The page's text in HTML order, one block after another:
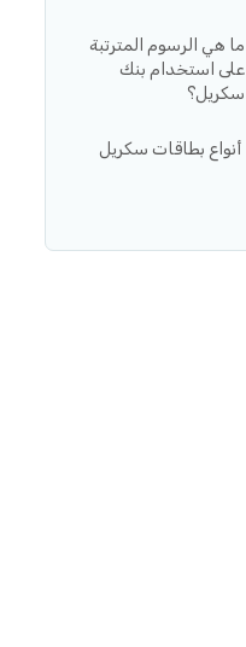
ما هي الرسوم المترتبة
على استخدام بنك
سكريل؟
أنواع بطاقات سكريل